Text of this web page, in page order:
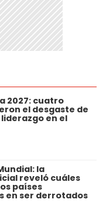
2027: cuatro
el desgaste de
liderazgo en el
la
reveló cuáles
países
en ser derrotados